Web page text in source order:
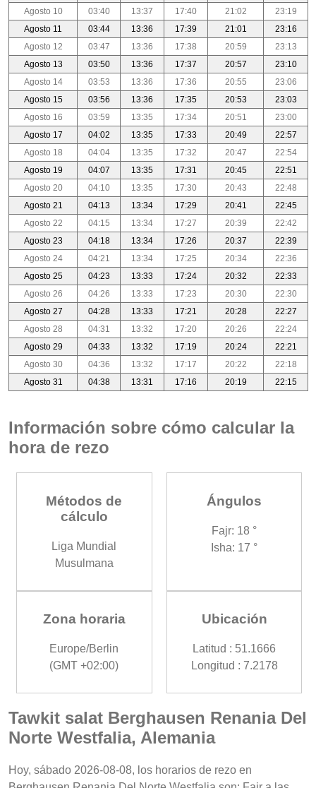
Agosto 10
03:40 13:37 17:40 21:02
23:19
Agosto 11
03:44 13:36 17:39 21:01
23:16
Agosto 12
03:47 13:36 17:38 20:59
23:13
Agosto 13
03:50 13:36 17:37 20:57
23:10
Agosto 14
03:53 13:36 17:36 20:55
23:06
Agosto 15
03:56 13:36 17:35 20:53
23:03
Agosto 16
03:59 13:35 17:34 20:51
23:00
Agosto 17
04:02 13:35 17:33 20:49
22:57
Agosto 18
04:04 13:35 17:32 20:47
22:54
Agosto 19
04:07 13:35 17:31 20:45
22:51
Agosto 20
04:10 13:35 17:30 20:43
22:48
Agosto 21
04:13 13:34 17:29 20:41
22:45
Agosto 22
04:15 13:34 17:27 20:39
22:42
Agosto 23
04:18 13:34 17:26 20:37
22:39
Agosto 24
04:21 13:34 17:25 20:34
22:36
Agosto 25
04:23 13:33 17:24 20:32
22:33
Agosto 26
04:26 13:33 17:23 20:30
22:30
Agosto 27
04:28 13:33 17:21 20:28
22:27
Agosto 28
04:31 13:32 17:20 20:26
22:24
Agosto 29
04:33 13:32 17:19 20:24
22:21
Agosto 30
04:36 13:32 17:17 20:22
22:18
Agosto 31
04:38 13:31 17:16 20:19 22:15
Información sobre cómo calcular la
hora de rezo
Métodos de
cálculo
Liga Mundial
Musulmana
Ángulos
Fajr: 18 °
Isha: 17 °
Zona horaria
Europe/Berlin
(GMT +02:00)
Ubicación
Latitud : 51.1666
Longitud : 7.2178
Tawkit salat Berghausen Renania Del
Norte Westfalia, Alemania
Hoy, sábado 2026-08-08, los horarios de rezo en